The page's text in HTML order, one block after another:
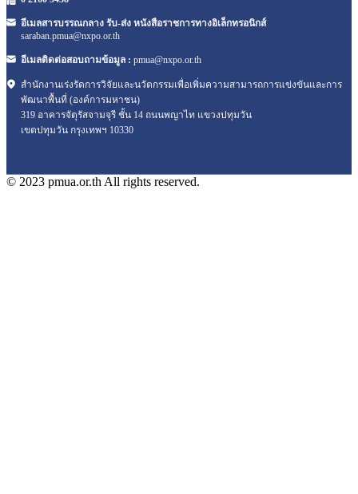
อีเมลสารบรรณกลาง รับ-ส่ง หนังสือราชการทางอิเล็กทรอนิกส์
saraban.pmua@nxpo.or.th
อีเมลติดต่อสอบถามข้อมูล : pmua@nxpo.or.th
สำนักงานเร่งรัดการวิจัยและนวัตกรรมเพื่อเพิ่มความสามารถการแข่งขันและการ
พัฒนาพื้นที่ (องค์การมหาชน)
319 อาคารจัตุรัสจามจุรี ชั้น 14 ถนนพญาไท แขวงปทุมวัน
เขตปทุมวัน กรุงเทพฯ 10330
© 2023 pmua.or.th All rights reserved.